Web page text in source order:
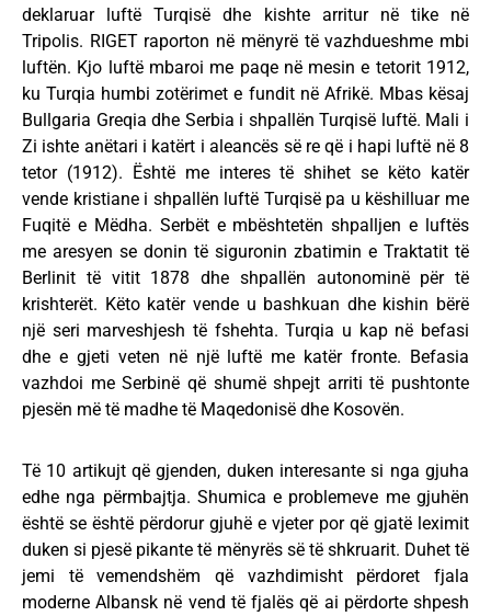
deklaruar luftë Turqisë dhe kishte arritur në tike në
Tripolis. RIGET raporton në mënyrë të vazhdueshme mbi
luftën. Kjo luftë mbaroi me paqe në mesin e tetorit 1912,
ku Turqia humbi zotërimet e fundit në Afrikë. Mbas kësaj
Bullgaria Greqia dhe Serbia i shpallën Turqisë luftë. Mali i
Zi ishte anëtari i katërt i aleancës së re që i hapi luftë në 8
tetor (1912). Është me interes të shihet se këto katër
vende kristiane i shpallën luftë Turqisë pa u këshilluar me
Fuqitë e Mëdha. Serbët e mbështetën shpalljen e luftës
me aresyen se donin të siguronin zbatimin e Traktatit të
Berlinit të vitit 1878 dhe shpallën autonominë për të
krishterët. Këto katër vende u bashkuan dhe kishin bërë
një seri marveshjesh të fshehta. Turqia u kap në befasi
dhe e gjeti veten në një luftë me katër fronte. Befasia
vazhdoi me Serbinë që shumë shpejt arriti të pushtonte
pjesën më të madhe të Maqedonisë dhe Kosovën.
Të 10 artikujt që gjenden, duken interesante si nga gjuha
edhe nga përmbajtja. Shumica e problemeve me gjuhën
është se është përdorur gjuhë e vjeter por që gjatë leximit
duken si pjesë pikante të mënyrës së të shkruarit. Duhet të
jemi të vemendshëm që vazhdimisht përdoret fjala
moderne Albansk në vend të fjalës që ai përdorte shpesh